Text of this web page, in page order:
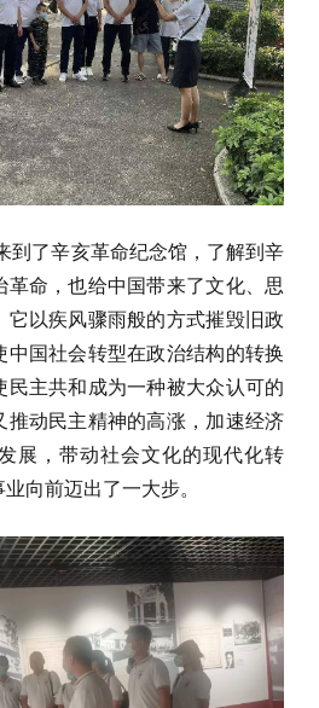
到了辛亥革命纪念馆，了解到辛
革命，也给中国带来了文化、思
它以疾风骤雨般的方式摧毁旧政
中国社会转型在政治结构的转换
民主共和成为一种被大众认可的
推动民主精神的高涨，加速经济
展，带动社会文化的现代化转
向前迈出了一大步。